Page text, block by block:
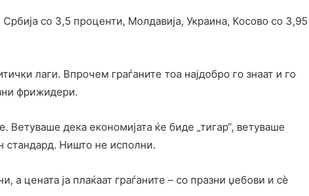
со 3,5 проценти, Молдавија, Украина, Косово со 3,95
лаги. Впрочем граѓаните тоа најдобро го знаат и го
фрижидери.
Ветуваше дека економијата ќе биде „тигар“, ветуваше
стандард. Ништо не исполни.
а цената ја плаќаат граѓаните – со празни џебови и сè